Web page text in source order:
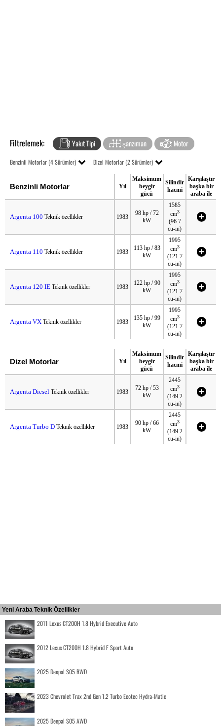
Filtrelemek: Yakıt Tipi şanzıman Motor
Benzinli Motorlar (4 Sürümler) Dizel Motorlar (2 Sürümler)
Benzinli Motorlar Yıl
Maksimum
beygir
gücü
Silindir
hacmi
Karşılaştır
başka bir
araba ile
Argenta 100 Teknik özellikler 1983
98 hp / 72
kW
1585
cm3
(96.7
cu-in)
Argenta 110 Teknik özellikler 1983
113 hp / 83
kW
1995
cm3
(121.7
cu-in)
Argenta 120 IE Teknik özellikler 1983
122 hp / 90
kW
1995
cm3
(121.7
cu-in)
Argenta VX Teknik özellikler 1983
135 hp / 99
kW
1995
cm3
(121.7
cu-in)
Dizel Motorlar Yıl
Maksimum
beygir
gücü
Silindir
hacmi
Karşılaştır
başka bir
araba ile
Argenta Diesel Teknik özellikler 1983
72 hp / 53
kW
2445
cm3
(149.2
cu-in)
Argenta Turbo D Teknik özellikler 1983
90 hp / 66
kW
2445
cm3
(149.2
cu-in)
Yeni Araba Teknik Özellikler
2011 Lexus CT200H 1.8 Hybrid Executive Auto
2012 Lexus CT200H 1.8 Hybrid F Sport Auto
2025 Deepal S05 RWD
2023 Chevrolet Trax 2nd Gen 1.2 Turbo Ecotec Hydra-Matic
2025 Deepal S05 AWD